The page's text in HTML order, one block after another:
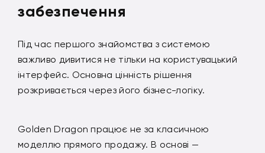
забезпечення
Під час першого знайомства з системою
важливо дивитися не тільки на користувацький
інтерфейс. Основна цінність рішення
розкривається через його бізнес-логіку.
Golden Dragon працює не за класичною
моделлю прямого продажу. В основі —